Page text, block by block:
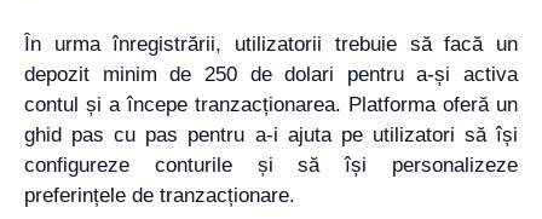
În urma înregistrării, utilizatorii trebuie să facă un
depozit minim de 250 de dolari pentru a-și activa
contul și a începe tranzacționarea. Platforma oferă un
ghid pas cu pas pentru a-i ajuta pe utilizatori să își
configureze conturile și să își personalizeze
preferințele de tranzacționare.